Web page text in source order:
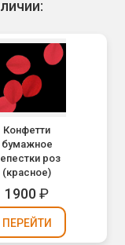
Конфетти
бумажное
роз
(красное)
1900₽
ПЕРЕЙТИ